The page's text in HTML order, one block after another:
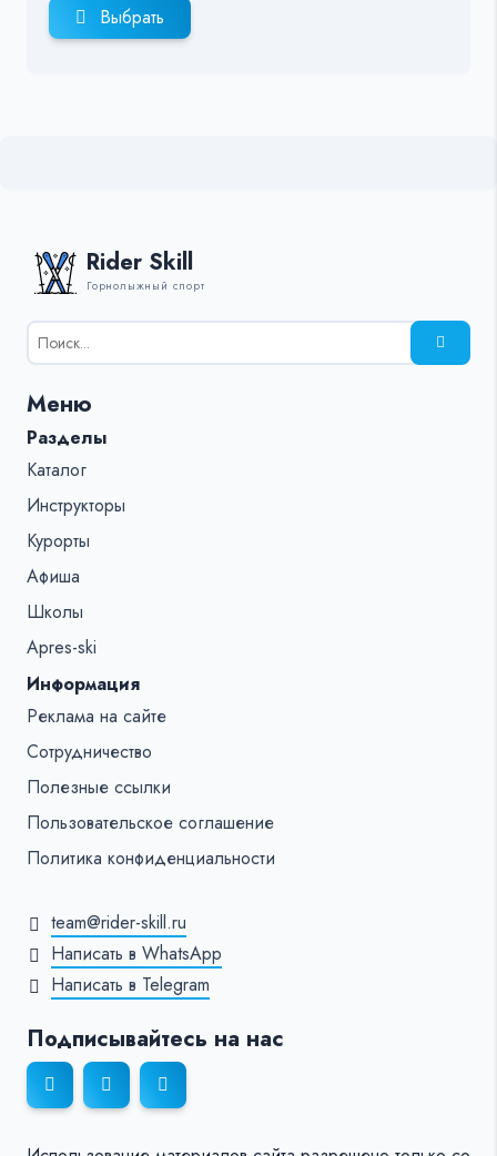
Выбрать
Rider Skill
Горнолыжный спорт
Результаты
поиска
%s:
Меню
Разделы
Каталог
Инструкторы
Курорты
Афиша
Школы
Apres-ski
Информация
Реклама на сайте
Сотрудничество
Полезные ссылки
Пользовательское соглашение
Политика конфиденциальности
team@rider-skill.ru
Написать в WhatsApp
Написать в Telegram
Подписывайтесь на нас